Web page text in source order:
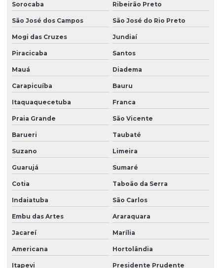
Empresa de limpeza de vidros e fachadas
Empresa de limpeza de vidros e janelas
Empresa de manutenção predial
Empresa de portaria e limpeza
Empresa de portaria e recepção
Empresa de portaria remota
Empresa de recepcionista terceirização
Empresa de serviço terceirizado
Empresa de serviços terceirizados
Empresa de serviços terceirizados de limpeza
Empresa de terceirização de limpeza
Empresa terceirização recepcionista
Empresa de terceirização de serviços gerais
Sorocaba Ribeirão Preto
São José dos Campos São José do Rio Preto
Mogi das Cruzes Jundiaí
Piracicaba Santos
Mauá Diadema
Carapicuíba Bauru
Itaquaquecetuba Franca
Praia Grande São Vicente
Barueri Taubaté
Suzano Limeira
Guarujá Sumaré
Cotia Taboão da Serra
Indaiatuba São Carlos
Embu das Artes Araraquara
Jacareí Marília
Americana Hortolândia
Itapevi Presidente Prudente